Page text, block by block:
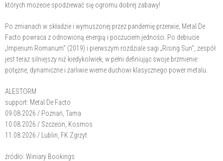
których możecie spodziewać się ogromu dobrej zabawy!
Po zmianach w składzie i wymuszonej przez pandemię przerwie, Metal De
Facto powraca z odnowioną energią i poczuciem jedności. Po debiucie
„Imperium Romanum" (2019) i pierwszym rozdziale sagi „Rising Sun", zespół
jest teraz silniejszy niż kiedykolwiek, w pełni definiując swoje brzmienie:
potężne, dynamiczne i żarliwie wierne duchowi klasycznego power metalu.
ALESTORM
support: Metal De Facto
09.08.2026 / Poznań, Tama
10.08.2026 / Szczecin, Kosmos
11.08.2026 / Lublin, FK Zgrzyt
źródło: Winiary Bookings